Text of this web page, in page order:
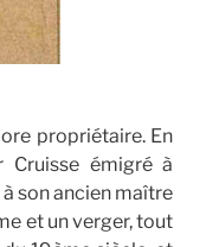
propriétaire. En
Cruisse émigré à
son ancien maître
et un verger, tout